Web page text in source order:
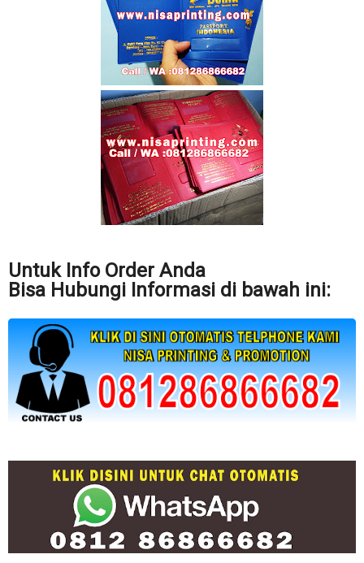
Untuk Info Order Anda
Bisa Hubungi Informasi di bawah ini: